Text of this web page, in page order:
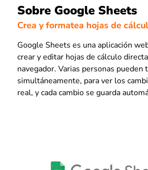
Sobre Google Sheets
Crea y formatea hojas de
Google Sheets es una aplicación
crear y editar hojas de cálculo
navegador. Varias personas pueden
simultáneamente, para ver los
real, y cada cambio se guarda